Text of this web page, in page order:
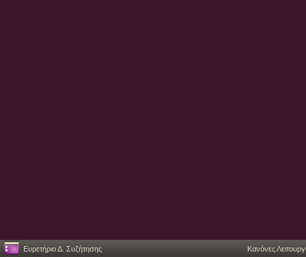
Ευρετήριο Δ. Συζήτησης Κανόνες